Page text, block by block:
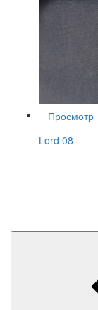
Просмотр
Lord 08